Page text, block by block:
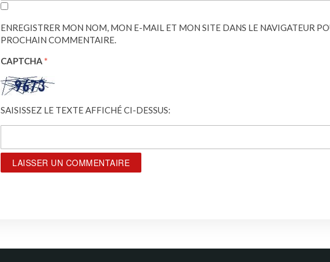
ENREGISTRER MON NOM, MON E-MAIL ET MON SITE DANS LE NAVIGATEUR
PROCHAIN COMMENTAIRE.
CAPTCHA *
SAISISSEZ LE TEXTE AFFICHÉ CI-DESSUS: